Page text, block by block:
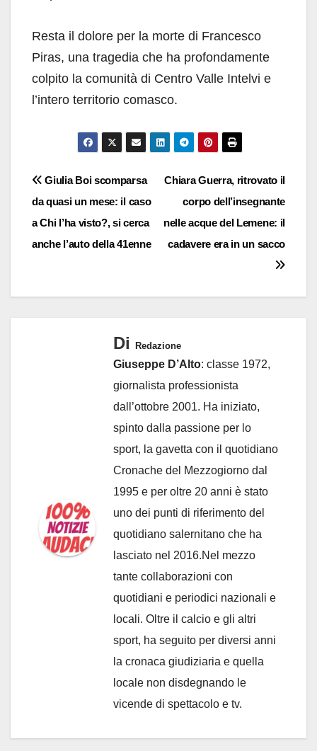
Resta il dolore per la morte di Francesco
Piras, una tragedia che ha profondamente
colpito la comunità di Centro Valle Intelvi e
l’intero territorio comasco.
Navigazione
articoli
Chiara Guerra, ritrovato il
corpo dell’insegnante
nelle acque del Lemene: il
cadavere era in un sacco
Giulia Boi scomparsa
da quasi un mese: il caso
a Chi l’ha visto?, si cerca
anche l’auto della 41enne
Di Redazione
Giuseppe D’Alto: classe 1972,
giornalista professionista
dall’ottobre 2001. Ha iniziato,
spinto dalla passione per lo
sport, la gavetta con il quotidiano
Cronache del Mezzogiorno dal
1995 e per oltre 20 anni è stato
uno dei punti di riferimento del
quotidiano salernitano che ha
lasciato nel 2016.Nel mezzo
tante collaborazioni con
quotidiani e periodici nazionali e
locali. Oltre il calcio e gli altri
sport, ha seguito per diversi anni
la cronaca giudiziaria e quella
locale non disdegnando le
vicende di spettacolo e tv.